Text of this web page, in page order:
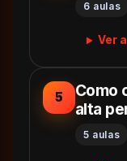
6 aulas
Ver
5
Como
alta
5 aulas